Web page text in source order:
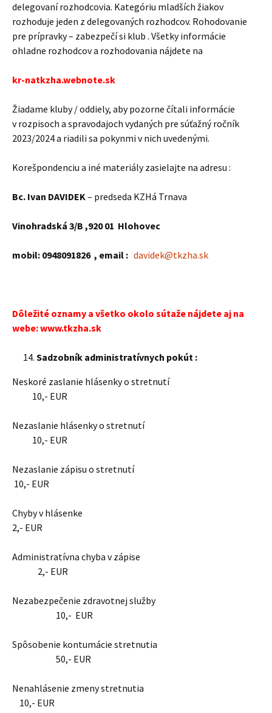
delegovaní rozhodcovia. Kategóriu mladších žiakov
rozhoduje jeden z delegovaných rozhodcov. Rohodovanie
pre prípravky – zabezpečí si klub . Všetky informácie
ohladne rozhodcov a rozhodovania nájdete na
kr-natkzha.webnote.sk
Žiadame kluby / oddiely, aby pozorne čítali informácie
v rozpisoch a spravodajoch vydaných pre súťažný ročník
2023/2024 a riadili sa pokynmi v nich uvedenými.
Korešpondenciu a iné materiály zasielajte na adresu :
Bc. Ivan DAVIDEK– predseda KZHá Trnava
Vinohradská 3/B ,920 01 Hlohovec
mobil: 0948091826, email : davidek@tkzha.sk
Dôležité oznamy a všetko okolo sútaže nájdete aj na
webe:www.tkzha.sk
Sadzobník administratívnych pokút :
Neskoré zaslanie hlásenky o stretnutí
10,- EUR
Nezaslanie hlásenky o stretnutí
10,- EUR
Nezaslanie zápisu o stretnutí
10,- EUR
Chyby v hlásenke
2,- EUR
Administratívna chyba v zápise
2,- EUR
Nezabezpečenie zdravotnej služby
10,- EUR
Spôsobenie kontumácie stretnutia
50,- EUR
Nenahlásenie zmeny stretnutia
10,- EUR